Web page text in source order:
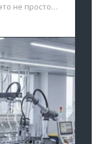
не просто…